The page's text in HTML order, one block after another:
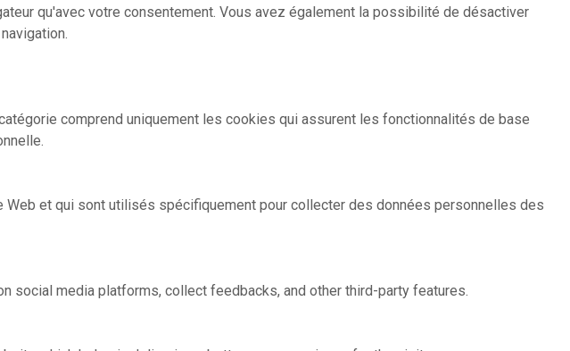
qu'avec votre consentement. Vous avez également la possibilité de désactiver
comprend uniquement les cookies qui assurent les fonctionnalités de base
et qui sont utilisés spécifiquement pour collecter des données personnelles des
media platforms, collect feedbacks, and other third-party features.